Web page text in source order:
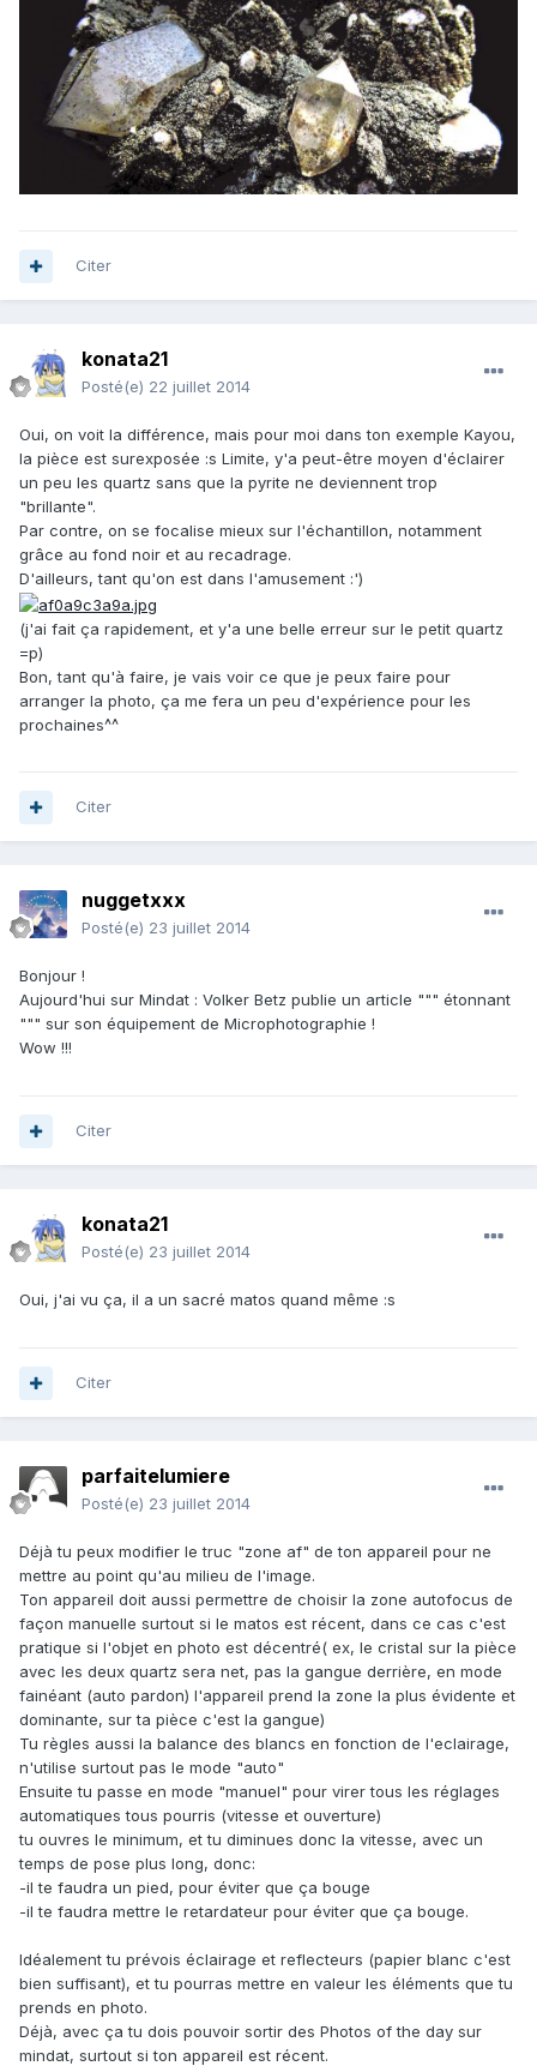
Citer
konata21
Posté(e) 22 juillet 2014
Oui, on voit la différence, mais pour moi dans ton exemple Kayou,
la pièce est surexposée :s Limite, y'a peut-être moyen d'éclairer
un peu les quartz sans que la pyrite ne deviennent trop
"brillante".
Par contre, on se focalise mieux sur l'échantillon, notamment
grâce au fond noir et au recadrage.
D'ailleurs, tant qu'on est dans l'amusement :')
(j'ai fait ça rapidement, et y'a une belle erreur sur le petit quartz
=p)
Bon, tant qu'à faire, je vais voir ce que je peux faire pour
arranger la photo, ça me fera un peu d'expérience pour les
prochaines^^
Citer
nuggetxxx
Posté(e) 23 juillet 2014
Bonjour !
Aujourd'hui sur Mindat : Volker Betz publie un article """ étonnant
""" sur son équipement de Microphotographie !
Wow !!!
Citer
konata21
Posté(e) 23 juillet 2014
Oui, j'ai vu ça, il a un sacré matos quand même :s
Citer
parfaitelumiere
Posté(e) 23 juillet 2014
Déjà tu peux modifier le truc "zone af" de ton appareil pour ne
mettre au point qu'au milieu de l'image.
Ton appareil doit aussi permettre de choisir la zone autofocus de
façon manuelle surtout si le matos est récent, dans ce cas c'est
pratique si l'objet en photo est décentré( ex, le cristal sur la pièce
avec les deux quartz sera net, pas la gangue derrière, en mode
fainéant (auto pardon) l'appareil prend la zone la plus évidente et
dominante, sur ta pièce c'est la gangue)
Tu règles aussi la balance des blancs en fonction de l'eclairage,
n'utilise surtout pas le mode "auto"
Ensuite tu passe en mode "manuel" pour virer tous les réglages
automatiques tous pourris (vitesse et ouverture)
tu ouvres le minimum, et tu diminues donc la vitesse, avec un
temps de pose plus long, donc:
-il te faudra un pied, pour éviter que ça bouge
-il te faudra mettre le retardateur pour éviter que ça bouge.
Idéalement tu prévois éclairage et reflecteurs (papier blanc c'est
bien suffisant), et tu pourras mettre en valeur les éléments que tu
prends en photo.
Déjà, avec ça tu dois pouvoir sortir des Photos of the day sur
mindat, surtout si ton appareil est récent.